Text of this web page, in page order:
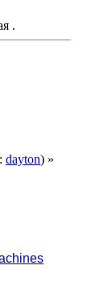
.
dayton) »